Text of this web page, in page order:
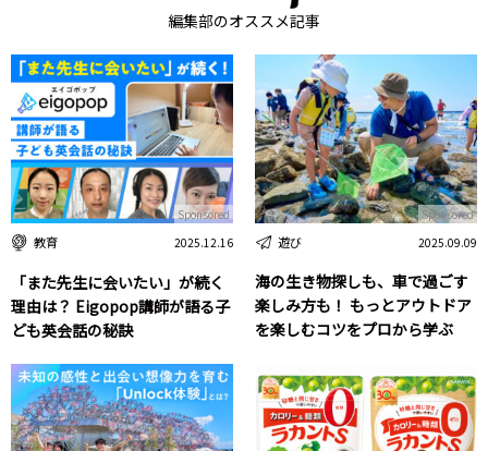
編集部のオススメ記事
教育 2025.12.16
「また先生に会いたい」が続く
理由は？ Eigopop講師が語る子
ども英会話の秘訣
Sponsored
遊び 2025.09.09
海の生き物探しも、車で過ごす
楽しみ方も！ もっとアウトドア
を楽しむコツをプロから学ぶ
Sponsored